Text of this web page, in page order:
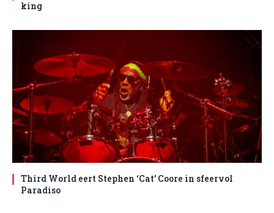
king
Third World eert Stephen ‘Cat’ Coore in sfeervol
Paradiso